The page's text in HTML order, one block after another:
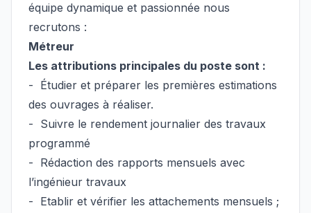
équipe dynamique et passionnée nous
recrutons :
Métreur
Les attributions principales du poste sont :
- Étudier et préparer les premières estimations
des ouvrages à réaliser.
- Suivre le rendement journalier des travaux
programmé
- Rédaction des rapports mensuels avec
l’ingénieur travaux
- Etablir et vérifier les attachements mensuels ;